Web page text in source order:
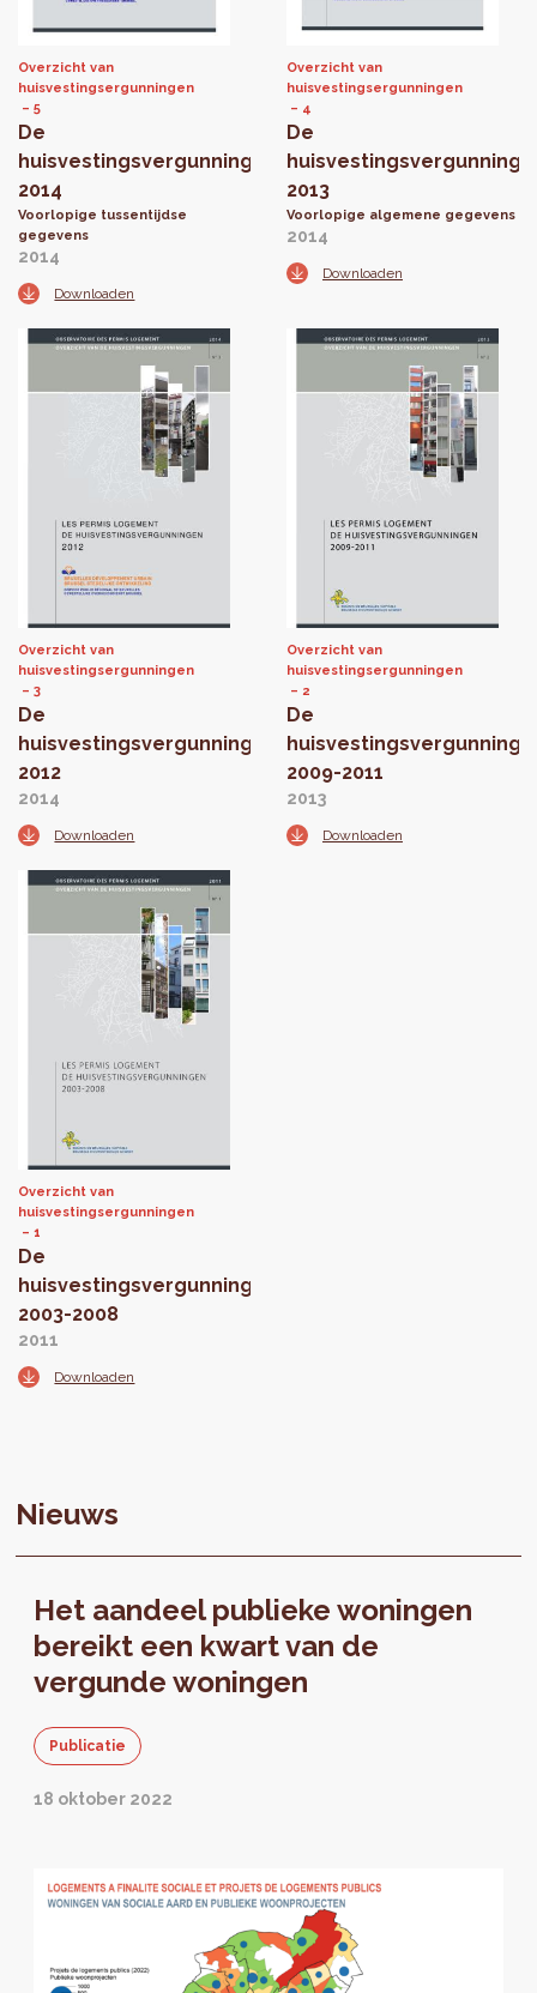
Overzicht van
huisvestingsergunningen
5
De
huisvestingsvergunningen
2014
Voorlopige tussentijdse
gegevens
2014
Downloaden
Overzicht van
huisvestingsergunningen
4
De
2013
Voorlopige algemene gegevens
2014
Downloaden
Overzicht van
huisvestingsergunningen
3
De
huisvestingsvergunningen
2012
2014
Downloaden
Overzicht van
huisvestingsergunningen
2
De
2009-2011
2013
Downloaden
Overzicht van
huisvestingsergunningen
1
De
huisvestingsvergunningen
2003-2008
2011
Downloaden
Nieuws
Het aandeel publieke woningen
bereikt een kwart van de
vergunde woningen
Publicatie
18 oktober 2022